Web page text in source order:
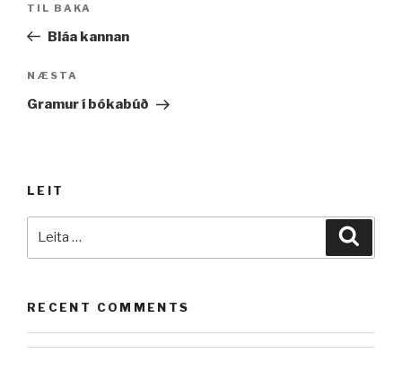
Fyrri
færsla
TIL BAKA
Bláa kannan
Næsta
færsla
NÆSTA
Gramur í bókabúð
LEIT
RECENT COMMENTS